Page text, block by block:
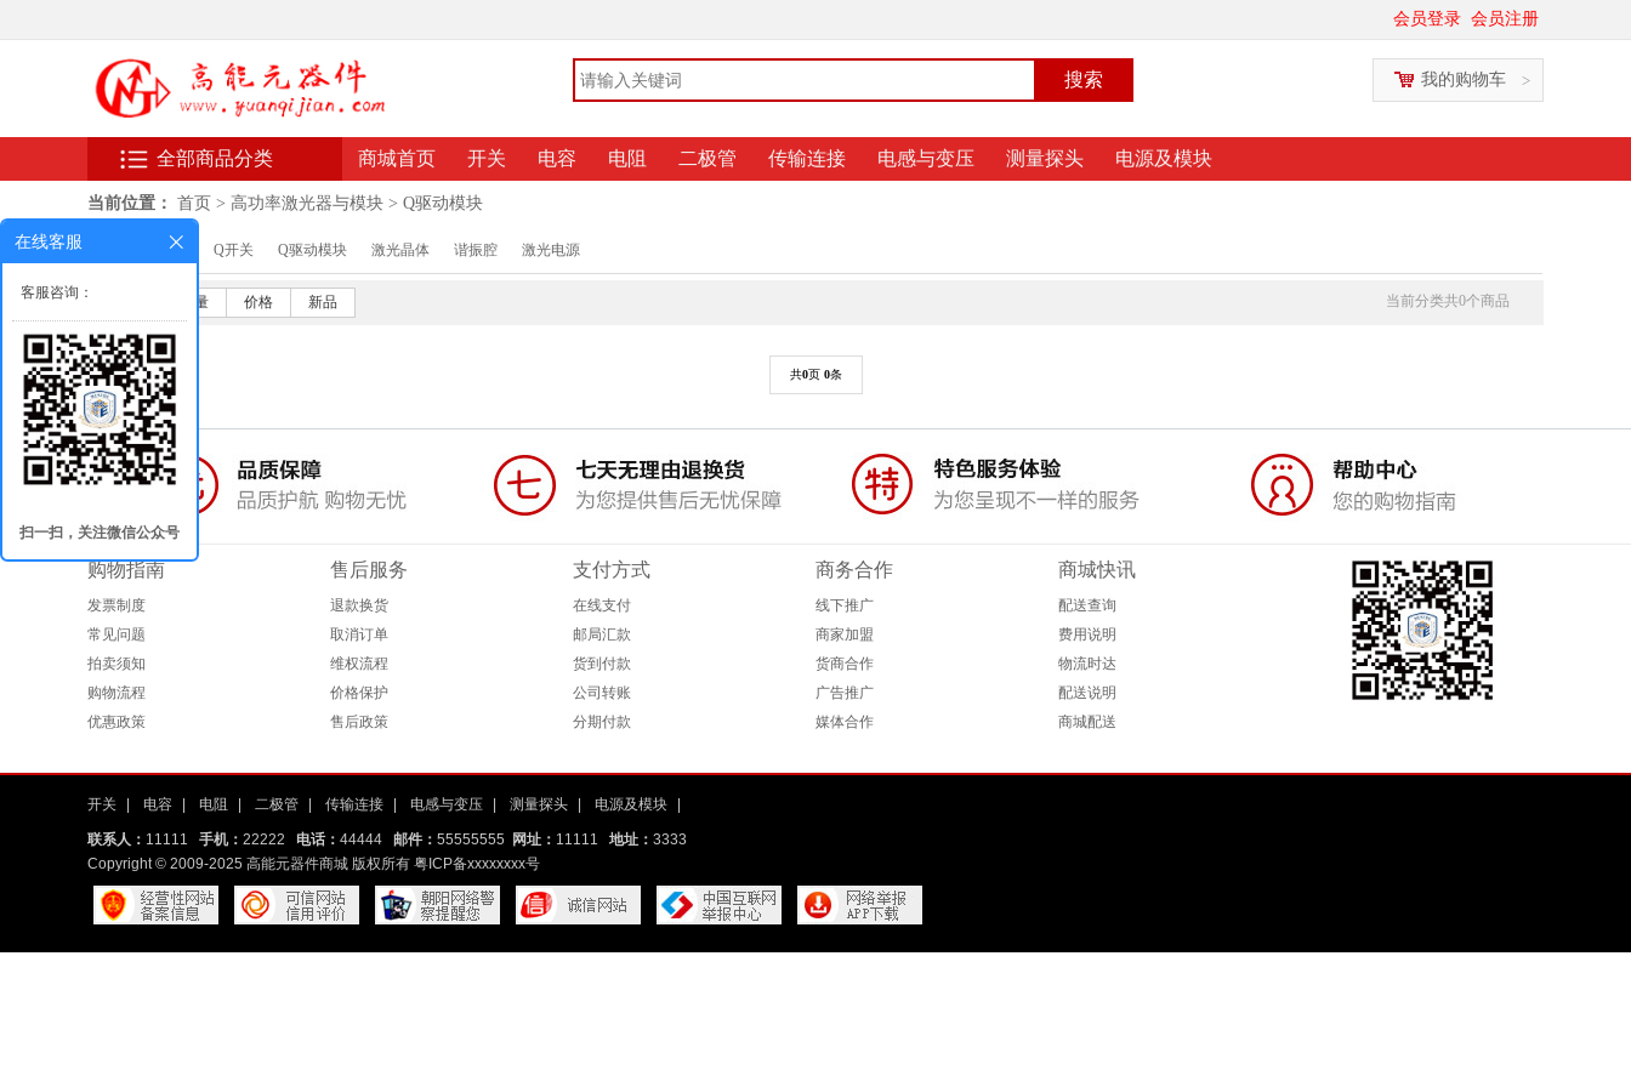
会员登录 会员注册
>
我的购物车
全部商品分类 商城首页 开关 电容 电阻 二极管 传输连接 电感与变压 测量探头 电源及模块
当前位置： 首页 > 高功率激光器与模块 > Q驱动模块
Q开关 Q驱动模块 激光晶体 谐振腔 激光电源
销量 价格 新品 当前分类共0个商品
共0页 0条
购物指南
发票制度
常见问题
拍卖须知
购物流程
优惠政策
售后服务
退款换货
取消订单
维权流程
价格保护
售后政策
支付方式
在线支付
邮局汇款
货到付款
公司转账
分期付款
商务合作
线下推广
商家加盟
货商合作
广告推广
媒体合作
商城快讯
配送查询
费用说明
物流时达
配送说明
商城配送
开关 电容 电阻 二极管 传输连接 电感与变压 测量探头 电源及模块
联系人： 11111 手机： 22222 电话： 44444 邮件： 55555555 网址： 11111 地址： 3333
Copyright © 2009-2025 高能元器件商城 版权所有 粤ICP备xxxxxxxx号
在线客服
客服咨询：
扫一扫，关注微信公众号